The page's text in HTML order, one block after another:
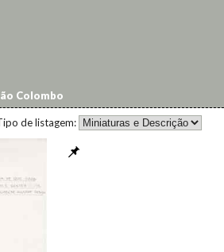
Colombo
de listagem: